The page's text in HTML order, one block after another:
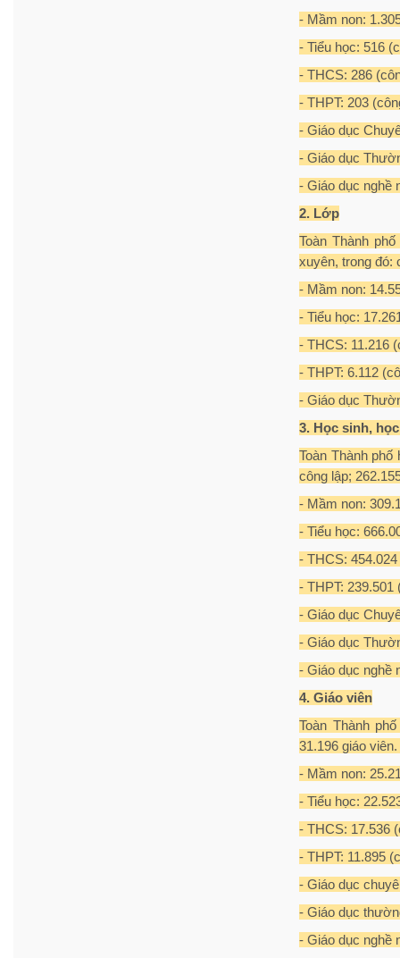
- Mầm non:
- Tiểu học: 516
- THCS: 286
- THPT: 203
- Giáo dục
- Giáo dục
- Giáo dục nghề
2. Lớp
Toàn Thành
xuyên, trong đó:
- Mầm non:
- Tiểu học:
- THCS: 11.216
- THPT: 6.112
- Giáo dục
3. Học sinh,
Toàn Thành
công lập;
- Mầm non:
- Tiểu học:
- THCS:
- THPT: 239.501
- Giáo dục
- Giáo dục
- Giáo dục nghề
4. Giáo viên
Toàn Thành
31.196 giáo
- Mầm non:
- Tiểu học:
- THCS: 17.536
- THPT: 11.895
- Giáo dục
- Giáo dục
- Giáo dục nghề